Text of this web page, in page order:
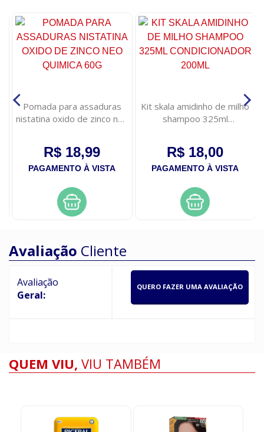
Pomada para assaduras
nistatina oxido de zinco neo
R$ 18,99
PAGAMENTO À VISTA
Kit skala amidinho de milho
shampoo 325ml
R$ 18,00
PAGAMENTO À VISTA
Avaliação Cliente
Avaliação
Geral:
QUERO FAZER UMA AVALIAÇÃO
QUEM VIU, VIU TAMBÉM